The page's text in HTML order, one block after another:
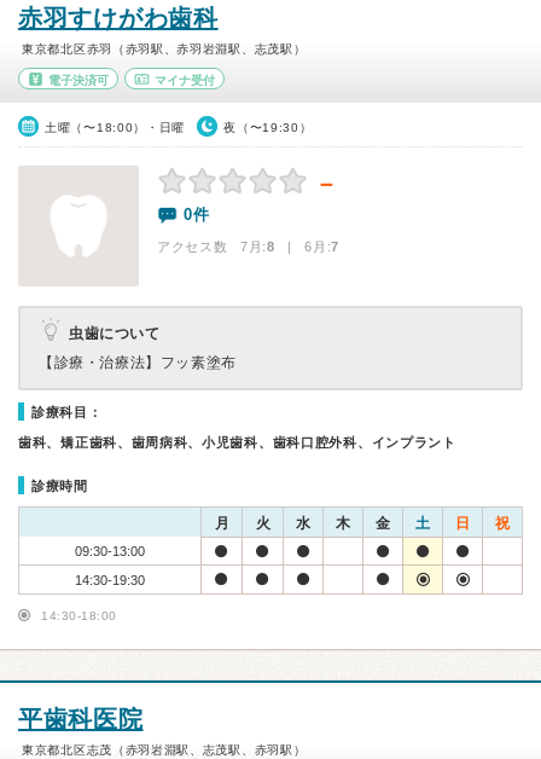
赤羽すけがわ歯科
東京都北区赤羽（赤羽駅、赤羽岩淵駅、志茂駅）
電子決済可 マイナ受付
土曜（〜18:00）・日曜 夜（〜19:30）
－
0件
アクセス数 7月:8 | 6月:7
虫歯について
【診療・治療法】 フッ素塗布
診療科目：
歯科、矯正歯科、歯周病科、小児歯科、歯科口腔外科、インプラント
診療時間
月 火 水 木 金 土 日 祝
09:30-13:00
14:30-19:30
14:30-18:00
平歯科医院
東京都北区志茂（赤羽岩淵駅、志茂駅、赤羽駅）